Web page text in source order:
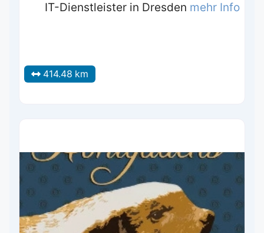
IT-Dienstleister in Dresden mehr Info
414.48 km